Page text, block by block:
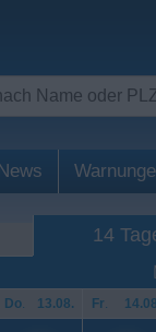
14
Do. 13.08. Fr.